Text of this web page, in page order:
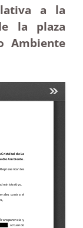
a la
la plaza
Ambiente